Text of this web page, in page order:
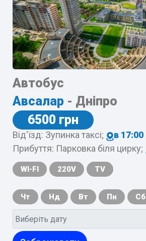
Автобус
Авсалар - Дніпро
6500 грн
Від'їзд: Зупинка таксі;
в 17:00
Прибуття: Парковка біля цирку;
WI-FI 220V TV
Чт Нд Вт Пн Сб